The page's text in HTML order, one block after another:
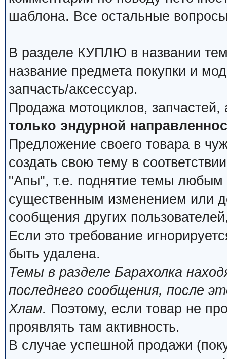
шаблона. Все остальные
В разделе КУПЛЮ в названии
название предмета покупки и
запчасть/аксессуар.
Продажа мотоциклов, запчастей,
только эндурной
Предложение своего товара в
создать свою тему в
"Апы", т.е. поднятие темы любым
существенным изменением или
сообщения других
Если это требование
быть удалена.
Темы в разделе Барахолка
последнего сообщения, после
Хлам. Поэтому, если товар не
проявлять там активность.
В случае успешной продажи